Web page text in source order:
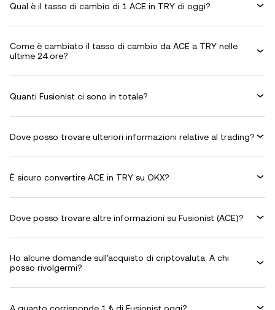
Qual è il tasso di cambio di 1 ACE in TRY di oggi?
Come è cambiato il tasso di cambio da ACE a TRY nelle
ultime 24 ore?
Quanti Fusionist ci sono in totale?
Dove posso trovare ulteriori informazioni relative al trading?
È sicuro convertire ACE in TRY su OKX?
Dove posso trovare altre informazioni su Fusionist (ACE)?
Ho alcune domande sull'acquisto di criptovaluta. A chi
posso rivolgermi?
A quanto corrisponde 1 ₺ di Fusionist oggi?